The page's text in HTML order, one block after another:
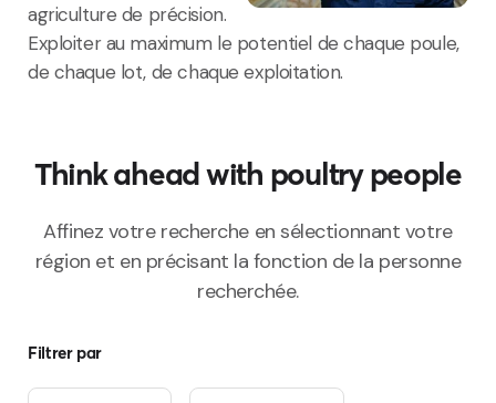
agriculture de précision.
Exploiter au maximum le potentiel de chaque poule,
de chaque lot, de chaque exploitation.
Think ahead with poultry people
Affinez votre recherche en sélectionnant votre
région et en précisant la fonction de la personne
recherchée.
Filtrer par